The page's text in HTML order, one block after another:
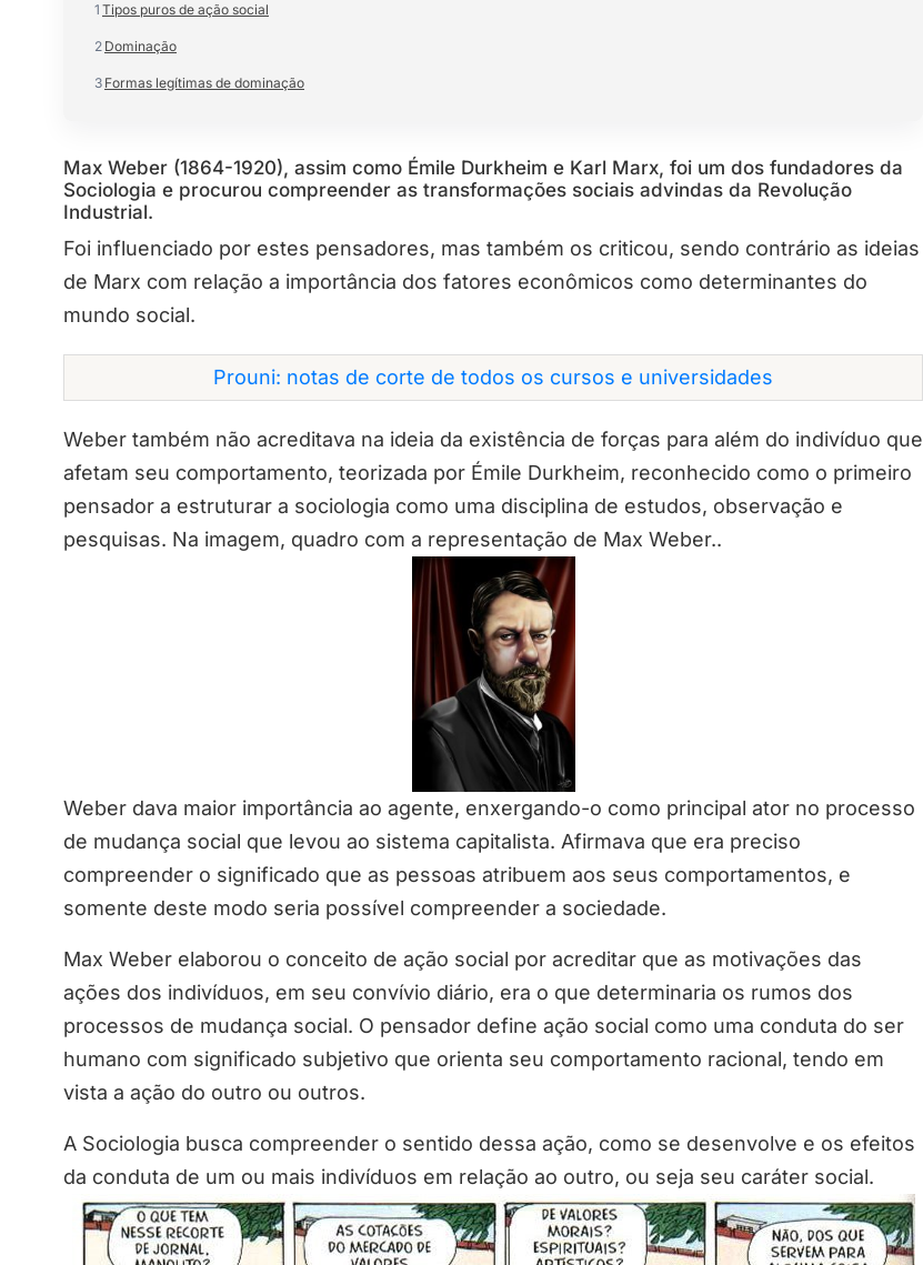
1 Tipos puros de ação social
2 Dominação
3 Formas legítimas de dominação
Max Weber (1864-1920), assim como Émile Durkheim e Karl Marx, foi um dos fundadores da
Sociologia e procurou compreender as transformações sociais advindas da Revolução
Industrial.
Foi influenciado por estes pensadores, mas também os criticou, sendo contrário as ideias
de Marx com relação a importância dos fatores econômicos como determinantes do
mundo social.
Prouni: notas de corte de todos os cursos e universidades
Weber também não acreditava na ideia da existência de forças para além do indivíduo que
afetam seu comportamento, teorizada por Émile Durkheim, reconhecido como o primeiro
pensador a estruturar a sociologia como uma disciplina de estudos, observação e
pesquisas. Na imagem, quadro com a representação de Max Weber..
Weber dava maior importância ao agente, enxergando-o como principal ator no processo
de mudança social que levou ao sistema capitalista. Afirmava que era preciso
compreender o significado que as pessoas atribuem aos seus comportamentos, e
somente deste modo seria possível compreender a sociedade.
Max Weber elaborou o conceito de ação social por acreditar que as motivações das
ações dos indivíduos, em seu convívio diário, era o que determinaria os rumos dos
processos de mudança social. O pensador define ação social como uma conduta do ser
humano com significado subjetivo que orienta seu comportamento racional, tendo em
vista a ação do outro ou outros.
A Sociologia busca compreender o sentido dessa ação, como se desenvolve e os efeitos
da conduta de um ou mais indivíduos em relação ao outro, ou seja seu caráter social.